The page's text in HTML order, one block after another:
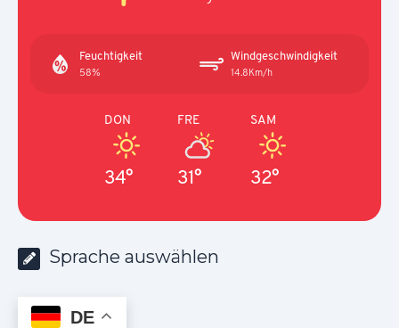
Feuchtigkeit
58%
Windgeschwindigkeit
14.8Km/h
DON
34°
FRE
31°
SAM
32°
Sprache auswählen
DE